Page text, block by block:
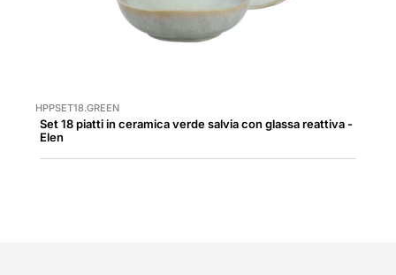
HPPSET18.GREEN
Set 18 piatti in ceramica verde salvia con glassa reattiva -
Elen